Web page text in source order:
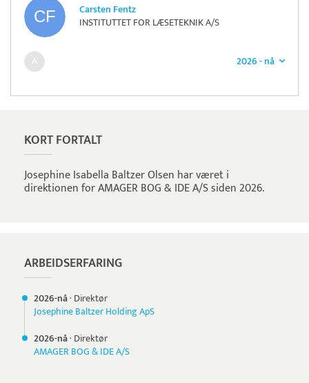
Carsten Fentz
INSTITUTTET FOR LÆSETEKNIK A/S
2026 - nå
KORT FORTALT
Josephine Isabella Baltzer Olsen har været i
direktionen for AMAGER BOG & IDE A/S siden 2026.
ARBEIDSERFARING
2026-nå· Direktør
Josephine Baltzer Holding ApS
2026-nå· Direktør
AMAGER BOG & IDE A/S